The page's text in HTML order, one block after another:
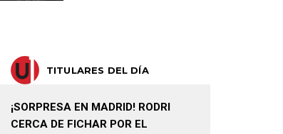
TITULARES DEL DÍA
¡SORPRESA EN MADRID! RODRI
CERCA DE FICHAR POR EL